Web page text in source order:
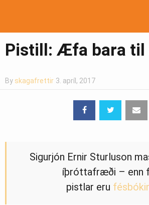
Greinasafn
Pistill: Æfa bara til
By skagafrettir 3. apríl, 2017
Sigurjón Ernir Sturluson
íþróttafræði – enn
pistlar eru